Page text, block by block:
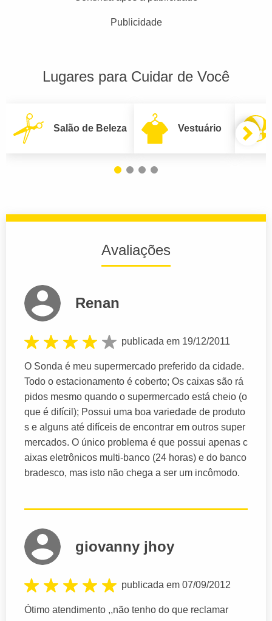
Publicidade
Lugares para Cuidar de Você
Salão de Beleza Vestuário
Avaliações
Renan
publicada em 19/12/2011
O Sonda é meu supermercado preferido da cidade.
Todo o estacionamento é coberto; Os caixas são rá
pidos mesmo quando o supermercado está cheio (o
que é difícil); Possui uma boa variedade de produto
s e alguns até difíceis de encontrar em outros super
mercados. O único problema é que possui apenas c
aixas eletrônicos multi-banco (24 horas) e do banco
bradesco, mas isto não chega a ser um incômodo.
giovanny jhoy
publicada em 07/09/2012
Ótimo atendimento ,,não tenho do que reclamar